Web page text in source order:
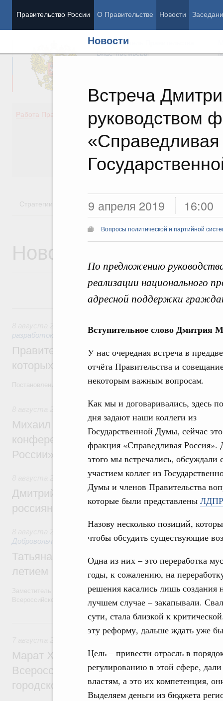
Правительство России О Правительстве Новости
Новости
Встреча
руководством
9 апреля 2019 16:00
Вопросы политической и партийной
По предложению
реализации национального
адресной поддержки
Вступительное слово Дмитрия
У нас очередная встреча в
отчёта Правительства и
некоторым важным вопросам.
Как мы и договаривались, здесь
дня задают наши коллеги из
Государственной Думы, сейчас это
фракция «Справедливая Россия».
этого мы встречались, обсуждали
участием коллег из
Думы и членов Правительства
которые были представлены ЛДПР
Назову несколько позиций,
чтобы обсудить существующие
Одна из них – это переработка
годы, к сожалению, на
решения касались лишь создания
лучшем случае – закапывали.
сути, стала близкой к
эту реформу, дальше ждать уже
Цель – привести отрасль в
регулированию в этой сфере,
властям, а это их компетенция,
Выделяем деньги из бюджета
Председатель Правительства
Вице-премьеры
Работа Правительства
Демография
Здоровье
Культура
Государство
Стратегии Государственные программы
Новости
Государственная политика в сфере
разработок
Правительство расширило перечень
которых освобождаются от НДФЛ
Постановление от 5 августа 2026 года №978
Отрасль информационных технологий
Михаил Мишустин дал поручения по
конференции «Цифровая индустрия
России»
Спорт высших достижений и массовый
Дмитрий Чернышенко и Михаил
россиян с Днём физкультурника
Социальные инновации. Некоммерческие
Добровольчество и волонтёрство. Благотворительность
Татьяна Голикова поздравила
летием
Заместитель Председателя Правительства Татьяна Голикова
Всероссийского общественного движения «Волонтёры-медики» с
7 августа, пятница
Марат Хуснуллин провёл заседание
Всероссийского конкурса лучших
городской среды